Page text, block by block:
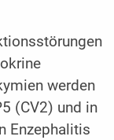
werden
(CV2) und in
Enzephalitis